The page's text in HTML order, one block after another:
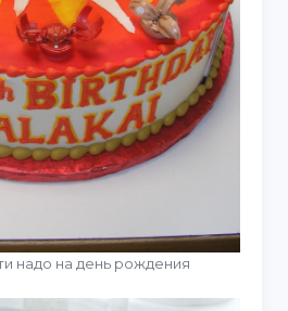
надо на день рождения